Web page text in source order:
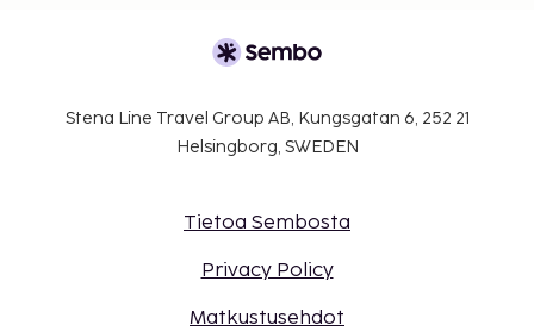
Stena Line Travel Group AB, Kungsgatan 6, 252 21
Helsingborg, SWEDEN
Tietoa Sembosta
Privacy Policy
Matkustusehdot